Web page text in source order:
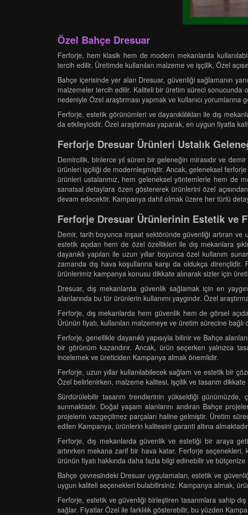
Özel Bahçe Dresuar
Ferforje, hem klasik hem de modern mekanlarda
tercih edilir. Üretimde kullanılan malzeme ve işçilik, Özel
Bahçe içerisinde yer alan Dresuar, güvenliği sağlamanın
malzemeler tercih edilir. Kaliteli bir üretim süreci sonucunda
nedeniyle Özel araştırması yapmak ve kullanıcı
Ferforje, estetik görünümleri ve dayanıklılıkları ile dış
da etkileyicidir. Özel araştırması yaparak, en uygun fiyatla
Ferforje Dresuar Ürünleri Ustalık
Demircilik, binlerce yıl süren bir geleneğin mirasıdır ve
ürünleri işçiliği de modernleşmiştir. Ancak, geleneksel
ürünleri ustalarımız, hem geleneksel yöntemlerle hem de
sanatsal detaylara özen göstererek ürünlerini özel
devam edecektir. Kampanya dahil olmak üzere her türlü
Ferforje Dresuar Ürünlerinin Estetik ve
Demir, tarih boyunca inşaat sektöründe güvenliği artıran
estetik açıdan hem de özel özellikleri ile dış mekanlara
dayanıklı yapıları ile uzun yıllar boyunca özel kullanım
zamanda dış hava koşullarına karşı da oldukça
ürünlerimiz kampanya konusu dikkate alınarak sizler için
Dresuar, dış mekanlarda güvenlik sağlamak için en
alanlarında bu tür ürünlerin kullanımı yaygındır. Özel
Ferforje, dış mekanlarda hem güvenlik hem de görsel
Ürünün fiyatı, kullanılan malzemeye ve üretim sürecine
Ferforje, genellikle dayanıklı yapısıyla bilinir ve Bahçe
bir görünüm kazandırır. Ancak, ürün seçerken yalnızca
incelemek ve üreticiden Kampanya almak önemlidir.
Ferforje, uzun yıllar kullanılabilecek sağlam ve estetik bir
Özel belirlenirken, malzeme kalitesi, işçilik ve tasarım dikkate
Sürdürülebilir tasarım trendlerinin yükseldiği
sunmaktadır. Doğal yaşam alanlarını andıran Bahçe
projelerin vazgeçilmez parçaları haline gelmiştir. Üretim
edilen Kampanya, ürünlerin kalitesini garanti altına
Ferforje, dış mekanlarda güvenlik ve estetiği bir araya
artırırken mekana zarif bir hava katar. Ferforje
ürünün fiyatı hakkında daha fazla bilgi edinebilir ve
Bahçe çevresindeki Dresuar uygulamaları, estetik ve
uygun kaliteli seçenekleri bulabilirsiniz. Kampanya almak,
Ferforje, estetik ve güvenliği birleştiren tasarımlara sahip
sağlar. Fiyatlar Özel ile farklılık gösterebilir, bu yüzden